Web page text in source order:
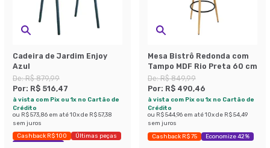
Cadeira de Jardim Enjoy
Azul
De:R$ 879,99
Por: R$ 516,47
à vista com Pix ou 1x no Cartão de
Crédito
ou R$ 573,86 em até10x de R$ 57,38
sem juros
Cashback R$ 100
Últimas peças
Economize 41%
Mesa Bistrô Redonda com
Tampo MDF Rio Preta 60 cm
De:R$ 849,99
Por: R$ 490,46
à vista com Pix ou 1x no Cartão de
Crédito
ou R$ 544,96 em até10x de R$ 54,49
sem juros
Cashback R$ 75 Economize 42%